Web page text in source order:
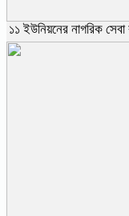
১১ ইউনিয়নের নাগরিক